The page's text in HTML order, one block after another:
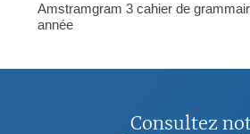
Amstramgram 3 cahier de
année
Consultez